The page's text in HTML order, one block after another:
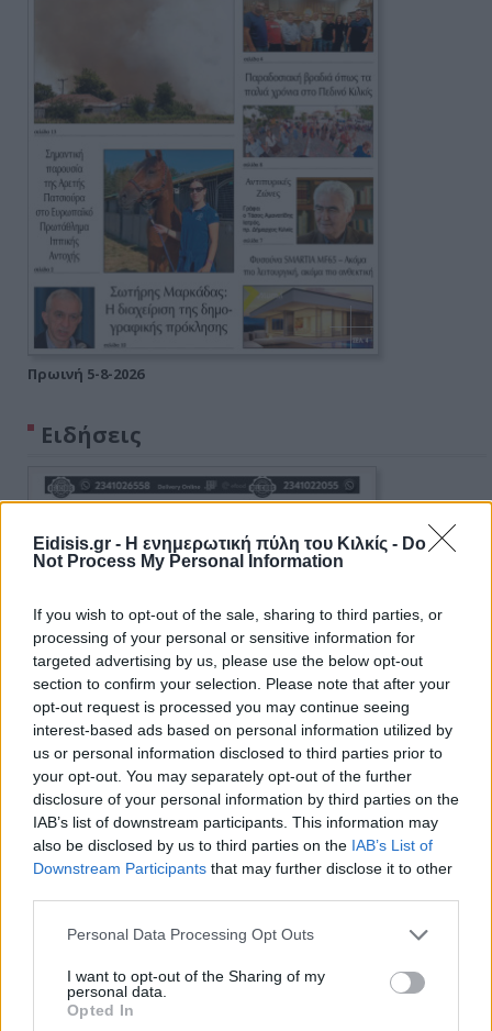
Eidisis.gr - Η ενημερωτική πύλη του Κιλκίς - Do
Not Process My Personal Information
If you wish to opt-out of the sale, sharing to third parties, or
processing of your personal or sensitive information for
targeted advertising by us, please use the below opt-out
section to confirm your selection. Please note that after your
opt-out request is processed you may continue seeing
interest-based ads based on personal information utilized by
us or personal information disclosed to third parties prior to
your opt-out. You may separately opt-out of the further
disclosure of your personal information by third parties on the
IAB’s list of downstream participants. This information may
also be disclosed by us to third parties on the IAB’s List of
Downstream Participants that may further disclose it to other
Personal Data Processing Opt Outs
I want to opt-out of the Sharing of my
personal data.
Opted In
Πρωινή 5-8-2026
Ειδήσεις
Ειδήσεις 5-8-2026